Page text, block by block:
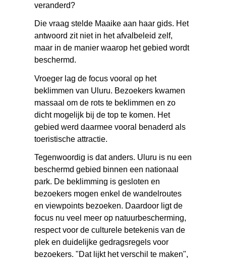
veranderd?
Die vraag stelde Maaike aan haar gids. Het
antwoord zit niet in het afvalbeleid zelf,
maar in de manier waarop het gebied wordt
beschermd.
Vroeger lag de focus vooral op het
beklimmen van Uluru. Bezoekers kwamen
massaal om de rots te beklimmen en zo
dicht mogelijk bij de top te komen. Het
gebied werd daarmee vooral benaderd als
toeristische attractie.
Tegenwoordig is dat anders. Uluru is nu een
beschermd gebied binnen een nationaal
park. De beklimming is gesloten en
bezoekers mogen enkel de wandelroutes
en viewpoints bezoeken. Daardoor ligt de
focus nu veel meer op natuurbescherming,
respect voor de culturele betekenis van de
plek en duidelijke gedragsregels voor
bezoekers. "Dat lijkt het verschil te maken",